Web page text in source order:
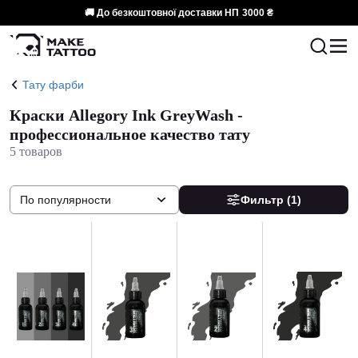
🚚 До безкоштовної доставки НП 3000 ₴
Тату фарби
Краски Allegory Ink GreyWash -
профессиональное качество тату
5 товаров
Фильтр (1)
По популярности